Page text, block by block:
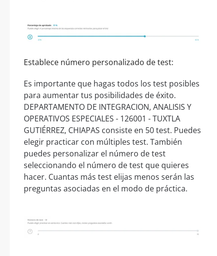
Establece número personalizado de test:
Es importante que hagas todos los test posibles
para aumentar tus posibilidades de éxito.
DEPARTAMENTO DE INTEGRACION, ANALISIS Y
OPERATIVOS ESPECIALES - 126001 - TUXTLA
GUTIÉRREZ, CHIAPAS consiste en 50 test. Puedes
elegir practicar con múltiples test. También
puedes personalizar el número de test
seleccionando el número de test que quieres
hacer. Cuantas más test elijas menos serán las
preguntas asociadas en el modo de práctica.